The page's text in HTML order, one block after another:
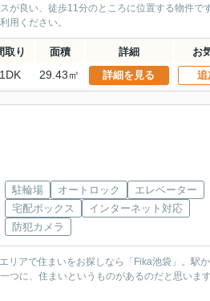
が良い、徒歩11分のところに位置する物件で
用ください。
取り 面積 詳細 お
1DK 29.43㎡ 詳細を見る 追
駐輪場 オートロック
エレベーター
宅配ボックス
インターネット対応
防犯カメラ
リアで住まいをお探しなら「Fika池袋」。駅
つに、住まいというものがあるのだと思いま